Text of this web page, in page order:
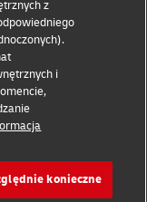
danych
z
i
konieczne